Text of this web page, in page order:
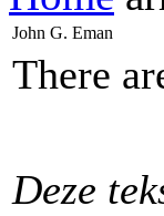
John G. Eman
There
Deze